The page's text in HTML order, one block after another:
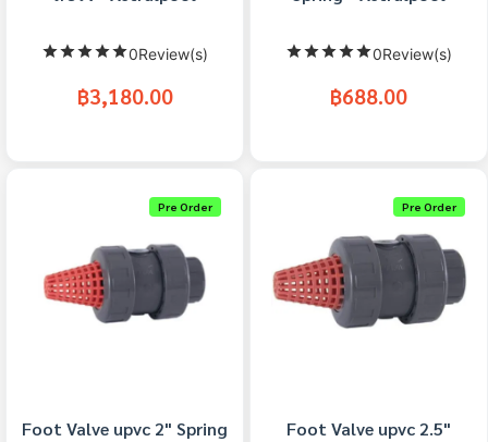
0Review(s)
฿3,180.00
0Review(s)
฿688.00
Pre Order
Foot Valve upvc 2" Spring
Pre Order
Foot Valve upvc 2.5"